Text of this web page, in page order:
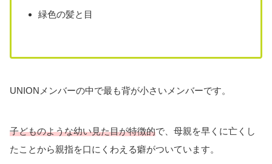
緑色の髪と目
UNIONメンバーの中で最も背が小さいメンバーです。
子どものような幼い見た目が特徴的で、母親を早くに亡くし
たことから親指を口にくわえる癖がついています。